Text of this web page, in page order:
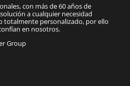
con más de 60 años de
a cualquier necesidad
totalmente personalizado, por ello
en nosotros.
Group